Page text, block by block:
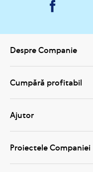
Despre Companie
Cumpără profitabil
Ajutor
Proiectele Companiei